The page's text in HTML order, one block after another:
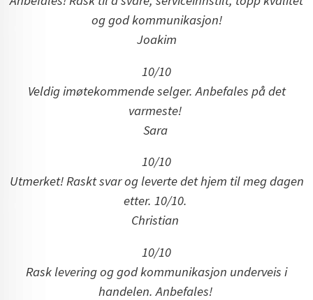
og god kommunikasjon!
Joakim
10/10
Veldig imøtekommende selger. Anbefales på det
varmeste!
Sara
10/10
Utmerket! Raskt svar og leverte det hjem til meg dagen
etter. 10/10.
Christian
10/10
Rask levering og god kommunikasjon underveis i
handelen. Anbefales!